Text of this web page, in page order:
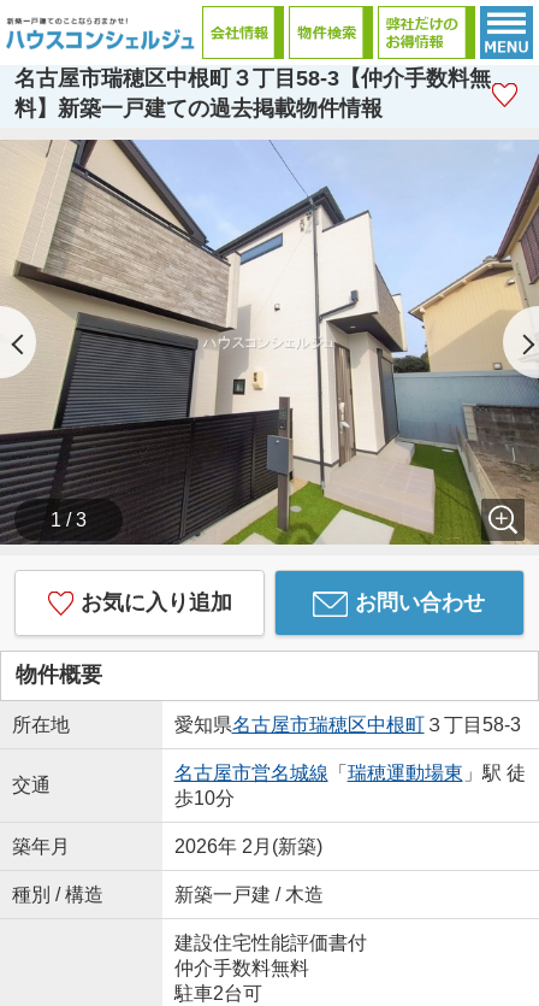
名古屋市瑞穂区中根町３丁目58-3【仲介手数料無
料】新築一戸建ての過去掲載物件情報
1 / 3
お気に入り追加 お問い合わせ
物件概要
所在地 愛知県名古屋市瑞穂区中根町３丁目58-3
交通
名古屋市営名城線 「 瑞穂運動場東 」駅 徒
歩10分
築年月 2026年 2月(新築)
種別 / 構造 新築一戸建 / 木造
建設住宅性能評価書付
仲介手数料無料
駐車2台可